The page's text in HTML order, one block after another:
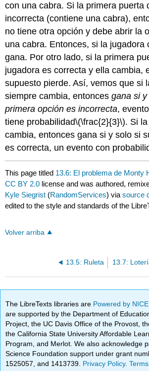
con una cabra. Si la primera puerta
incorrecta (contiene una cabra),
no tiene otra opción y debe abrir la
una cabra. Entonces, si la jugadora
gana. Por otro lado, si la primera
jugadora es correcta y ella cambia,
supuesto pierde. Así, vemos que si
siempre cambia, entoncesgana si
primera opción es incorrecta,
tiene probabilidad\(\frac{2}{3}\). Si
cambia, entonces gana si y solo si
es correcta, un evento con
This page titled 13.6: El problema de Monty
CC BY 2.0 license and was authored,
Kyle Siegrist (RandomServices) viasource
edited to the style and standards of the
Volver arriba
13.5: Ruleta 13.7:
The LibreTexts libraries are Powered by
are supported by the Department of
Project, the UC Davis Office of the Provost,
the California State University Affordable
Program, and Merlot. We also acknowledge
Science Foundation support under grant
1525057, and 1413739. Privacy Policy.